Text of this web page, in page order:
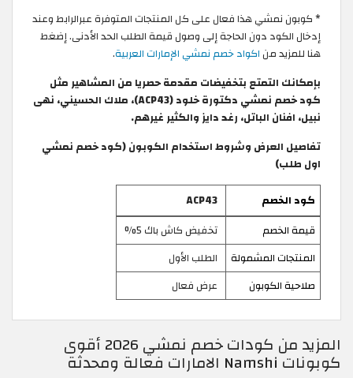
* كوبون نمشي هذا فعال على كل المنتجات المتوفرة عبرالرابط وعند
إدخال الكود دون الحاجة إلى وصول قيمة الطلب الحد الأدنى. إضغط
هنا للمزيد من اكواد خصم نمشي الإمارات العربية.
بإمكانك التمتع بتخفيضات مقدمة حصريا من المشاهير مثل
كود خصم نمشي دكتورة خلود (ACP43)، ملاك الحسيني، نهى
نبيل، افنان الباتل، رغد دايز والكثير غيرهم.
تفاصيل العرض وشروط استخدام الكوبون (كود خصم نمشي
اول طلب)
كود الخصم
ACP43
قيمة الخصم
تخفيض كاش باك 5%
المنتجات المشمولة
الطلب الأول
صلاحية الكوبون
عرض فعال
المزيد من كودات خصم نمشي 2026 أقوى
كوبونات Namshi الامارات فعالة ومحدثة